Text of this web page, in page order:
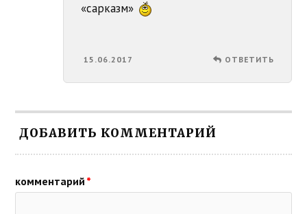
«сарказм»
15.06.2017 ОТВЕТИТЬ
ДОБАВИТЬ КОММЕНТАРИЙ
комментарий *